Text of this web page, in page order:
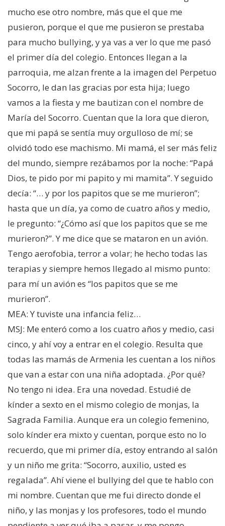
mucho ese otro nombre, más que el que me
pusieron, porque el que me pusieron se prestaba
para mucho bullying, y ya vas a ver lo que me pasó
el primer día del colegio. Entonces llegan a la
parroquia, me alzan frente a la imagen del Perpetuo
Socorro, le dan las gracias por esta hija; luego
vamos a la fiesta y me bautizan con el nombre de
María del Socorro. Cuentan que la lora que dieron,
que mi papá se sentía muy orgulloso de mí; se
olvidó todo ese machismo. Mi mamá, el ser más feliz
del mundo, siempre rezábamos por la noche: “Papá
Dios, te pido por mi papito y mi mamita”. Y seguido
decía: “… y por los papitos que se me murieron”;
hasta que un día, ya como de cuatro años y medio,
le pregunto: “¿Cómo así que los papitos que se me
murieron?”. Y me dice que se mataron en un avión.
Tengo aerofobia, terror a volar; he hecho todas las
terapias y siempre hemos llegado al mismo punto:
para mí un avión es “los papitos que se me
murieron”.
MEA: Y tuviste una infancia feliz…
MSJ: Me enteró como a los cuatro años y medio, casi
cinco, y ahí voy a entrar en el colegio. Resulta que
todas las mamás de Armenia les cuentan a los niños
que van a estar con una niña adoptada. ¿Por qué?
No tengo ni idea. Era una novedad. Estudié de
kínder a sexto en el mismo colegio de monjas, la
Sagrada Familia. Aunque era un colegio femenino,
solo kínder era mixto y cuentan, porque esto no lo
recuerdo, que mi primer día, estoy entrando al salón
y un niño me grita: “Socorro, auxilio, usted es
regalada”. Ahí viene el bullying del que te hablo con
mi nombre. Cuentan que me fui directo donde el
niño, y las monjas y los profesores, todo el mundo